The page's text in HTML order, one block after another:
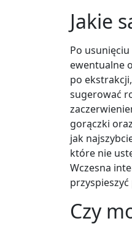
Jakie
Po
ewentualne
po
sugerować
gorączki
jak
które nie
Wczesna
Czy